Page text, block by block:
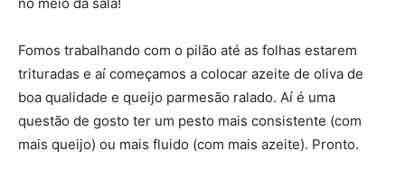
no meio da sala!
Fomos trabalhando com o pilão até as folhas estarem
trituradas e aí começamos a colocar azeite de oliva de
boa qualidade e queijo parmesão ralado. Aí é uma
questão de gosto ter um pesto mais consistente (com
mais queijo) ou mais fluido (com mais azeite). Pronto.